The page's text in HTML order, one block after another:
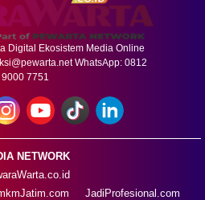
Digital Ekosistem Media Online
WhatsApp: 0812
9000 7751
NETWORK
JadiProfesional.com